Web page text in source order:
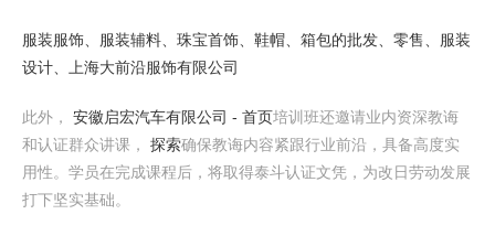
服装服饰、服装辅料、珠宝首饰、鞋帽、箱包的批发、零售、服装
设计、上海大前沿服饰有限公司
此外， 安徽启宏汽车有限公司 - 首页培训班还邀请业内资深教诲
和认证群众讲课，
探索确保教诲内容紧跟行业前沿，具备高度实
用性。学员在完成课程后，将取得泰斗认证文凭，为改日劳动发展
打下坚实基础。